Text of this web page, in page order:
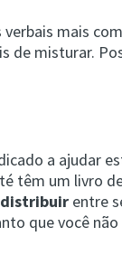
mais
de misturar.
a ajudar
têm um livro
entre
que você